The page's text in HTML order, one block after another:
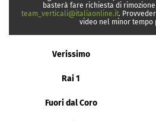
basterà fare richiesta di
team_verticali@italiaonline.it.
video nel minor tempo
Verissimo
Rai 1
Fuori dal Coro